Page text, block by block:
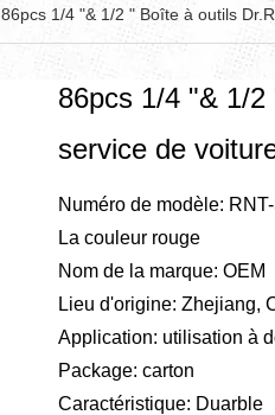
86pcs 1/4 "& 1/2 " Boîte à outils
86pcs 1/4 "& 1/
service de
Numéro de modèle:
La couleur rouge
Nom de la marque: OEM
Lieu d'origine: Zhejiang,
Application: utilisation à
Package: carton
Caractéristique: Duarble